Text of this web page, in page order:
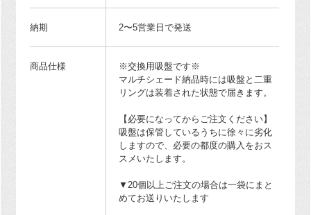
納期 2〜5営業日で発送
商品仕様
※交換用吸盤です※
マルチシェード納品時には吸盤と二重
リングは装着された状態で届きます。
【必要になってからご注文ください】
吸盤は保管しているうちに徐々に劣化
しますので、必要の都度の購入をおス
スメいたします。
▼20個以上ご注文の場合は一袋にまと
めてお送りいたします